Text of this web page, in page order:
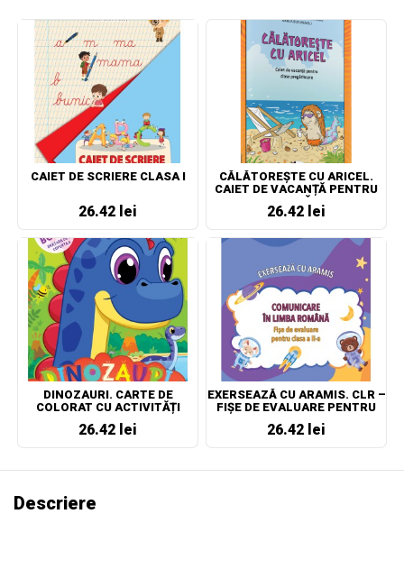
CAIET DE SCRIERE CLASA I
26.42 lei
CĂLĂTOREȘTE CU ARICEL.
CAIET DE VACANȚĂ PENTRU
CLASA PREGĂTITOARE
26.42 lei
DINOZAURI. CARTE DE
COLORAT CU ACTIVITĂȚI
26.42 lei
EXERSEAZĂ CU ARAMIS. CLR –
FIȘE DE EVALUARE PENTRU
26.42 lei
Descriere